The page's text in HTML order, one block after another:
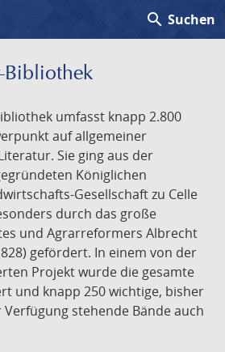
search Suchen
Bibliothek
umfasst knapp 2.800
auf allgemeiner
Sie ging aus der
Königlichen
Gesellschaft zu Celle
durch das große
und Agrarreformers Albrecht
gefördert. In einem von der
Projekt wurde die gesamte
und knapp 250 wichtige, bisher
stehende Bände auch